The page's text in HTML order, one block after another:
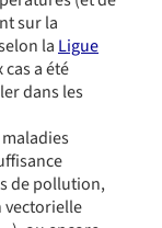
sur la
la Ligue
a été
dans les
maladies
de pollution,
vectorielle